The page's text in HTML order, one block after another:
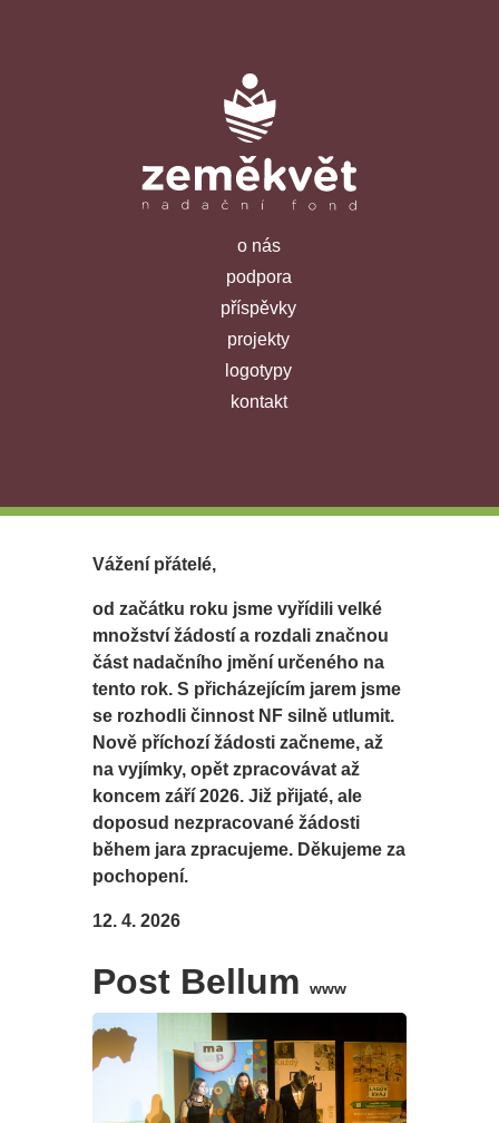
o nás
podpora
příspěvky
projekty
logotypy
kontakt
Vážení přátelé,
od začátku roku jsme vyřídili velké
množství žádostí a rozdali značnou
část nadačního jmění určeného na
tento rok. S přicházejícím jarem jsme
se rozhodli činnost NF silně utlumit.
Nově příchozí žádosti začneme, až
na vyjímky, opět zpracovávat až
koncem září 2026. Již přijaté, ale
doposud nezpracované žádosti
během jara zpracujeme. Děkujeme za
pochopení.
12. 4. 2026
Post Bellumwww